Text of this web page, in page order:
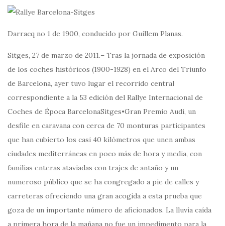
Darracq no 1 de 1900, conducido por Guillem Planas.
Sitges, 27 de marzo de 2011.– Tras la jornada de exposición
de los coches históricos (1900-1928) en el Arco del Triunfo
de Barcelona, ayer tuvo lugar el recorrido central
correspondiente a la 53 edición del Rallye Internacional de
Coches de Época BarcelonaSitges•Gran Premio Audi, un
desfile en caravana con cerca de 70 monturas participantes
que han cubierto los casi 40 kilómetros que unen ambas
ciudades mediterráneas en poco más de hora y media, con
familias enteras ataviadas con trajes de antaño y un
numeroso público que se ha congregado a pie de calles y
carreteras ofreciendo una gran acogida a esta prueba que
goza de un importante número de aficionados. La lluvia caída
a primera hora de la mañana no fue un impedimento para la